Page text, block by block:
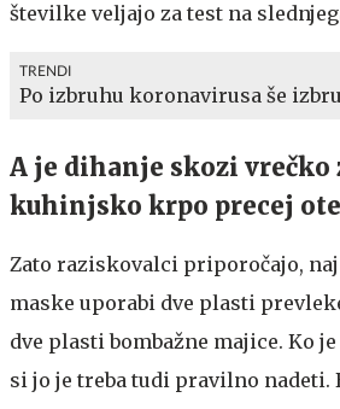
številke veljajo za test na
TRENDI
Po izbruhu koronavirusa še
A je dihanje skozi vrečko
kuhinjsko krpo precej
Zato raziskovalci priporočajo, naj
maske uporabi dve plasti
dve plasti bombažne majice. Ko
si jo je treba tudi pravilno nadeti.